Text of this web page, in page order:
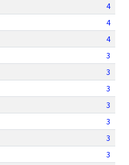
4
4
4
3
3
3
3
3
3
3